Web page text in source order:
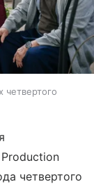
четвертого